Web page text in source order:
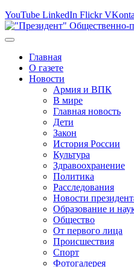
YouTube LinkedIn Flickr
Главная
О газете
Новости
Армия и ВПК
В мире
Главная новость
Дети
Закон
История России
Культура
Здравоохранение
Политика
Расследования
Новости
Образование и
Общество
От первого лица
Происшествия
Спорт
Фотогалерея